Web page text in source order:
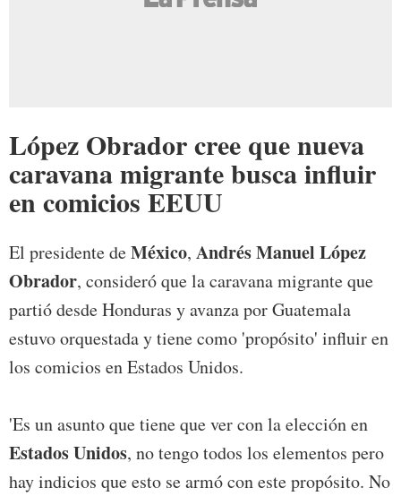
López Obrador cree que nueva
caravana migrante busca influir
en comicios EEUU
El presidente deMéxico, Andrés Manuel López
Obrador, consideró que la caravana migrante que
partió desde Honduras y avanza por Guatemala
estuvo orquestada y tiene como 'propósito' influir en
los comicios en Estados Unidos.
'Es un asunto que tiene que ver con la elección en
Estados Unidos, no tengo todos los elementos pero
hay indicios que esto se armó con este propósito. No